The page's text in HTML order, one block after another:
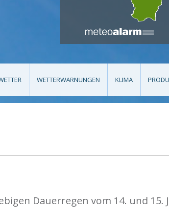
WETTERWARNUNGEN KLIMA
Dauerregen vom 14. und 15.